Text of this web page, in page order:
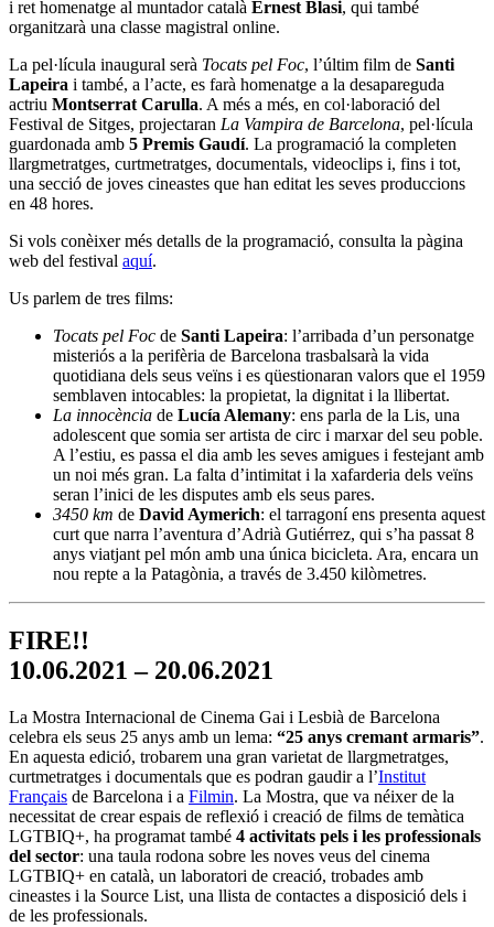
i ret homenatge al muntador català Ernest Blasi, qui també
organitzarà una classe magistral online.
La pel·lícula inaugural serà Tocats pel Foc, l’últim film de Santi
Lapeira i també, a l’acte, es farà homenatge a la desapareguda
actriu Montserrat Carulla. A més a més, en col·laboració del
Festival de Sitges, projectaran La Vampira de Barcelona, pel·lícula
guardonada amb 5 Premis Gaudí. La programació la completen
llargmetratges, curtmetratges, documentals, videoclips i, fins i tot,
una secció de joves cineastes que han editat les seves produccions
en 48 hores.
Si vols conèixer més detalls de la programació, consulta la pàgina
web del festival aquí.
Us parlem de tres films:
Tocats pel Foc de Santi Lapeira: l’arribada d’un personatge
misteriós a la perifèria de Barcelona trasbalsarà la vida
quotidiana dels seus veïns i es qüestionaran valors que el 1959
semblaven intocables: la propietat, la dignitat i la llibertat.
La innocència de Lucía Alemany: ens parla de la Lis, una
adolescent que somia ser artista de circ i marxar del seu poble.
A l’estiu, es passa el dia amb les seves amigues i festejant amb
un noi més gran. La falta d’intimitat i la xafarderia dels veïns
seran l’inici de les disputes amb els seus pares.
3450 km de David Aymerich: el tarragoní ens presenta aquest
curt que narra l’aventura d’Adrià Gutiérrez, qui s’ha passat 8
anys viatjant pel món amb una única bicicleta. Ara, encara un
nou repte a la Patagònia, a través de 3.450 kilòmetres.
FIRE!!
10.06.2021 – 20.06.2021
La Mostra Internacional de Cinema Gai i Lesbià de Barcelona
celebra els seus 25 anys amb un lema: “25 anys cremant armaris”.
En aquesta edició, trobarem una gran varietat de llargmetratges,
curtmetratges i documentals que es podran gaudir a l’Institut
Français de Barcelona i a Filmin. La Mostra, que va néixer de la
necessitat de crear espais de reflexió i creació de films de temàtica
LGTBIQ+, ha programat també 4 activitats pels i les professionals
del sector: una taula rodona sobre les noves veus del cinema
LGTBIQ+ en català, un laboratori de creació, trobades amb
cineastes i la Source List, una llista de contactes a disposició dels i
de les professionals.